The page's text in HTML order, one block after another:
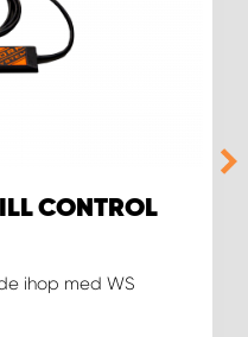
CONTROL
ihop med WS